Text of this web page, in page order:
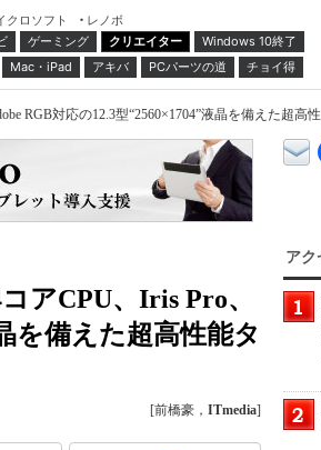
クロソフト
レノボ
ゲーミング クリエイター
Windows 10終了
Mac・iPad アキバ PCパーツの道 チョイ得
RGB対応の12.3型“2560×1704”液晶を備えた超高
アCPU、Iris Pro、
を備えた超高性能タ
[前橋豪， ITmedia]
アク